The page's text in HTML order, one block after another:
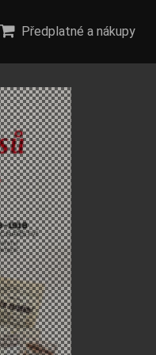
Předplatné a nákupy